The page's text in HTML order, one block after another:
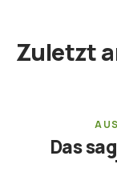
Zuletzt
Das